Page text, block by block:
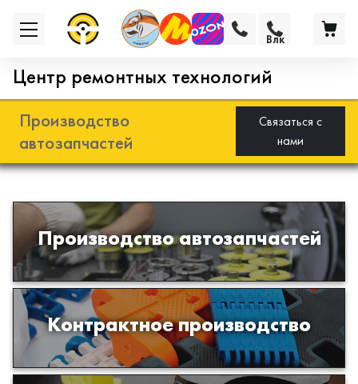
Центр ремонтных технологий
Производство
автозапчастей
Связаться с
нами
Производство автозапчастей
Разработка и производство деталей
из эластомеров для подвески
автомобиля
Контрактное производство
Производство изделий из пластиков
и полимеров по образцам либо
чертежам заказчика
Влк